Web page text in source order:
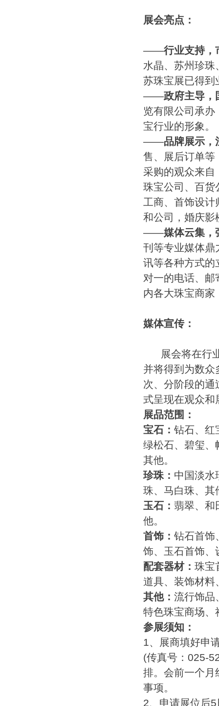
展会亮点：
——行业支持，
水晶、苏州珍
苏珠宝展已得到
——政府主导，
览有限公司承
宝行业的形象。
——品牌展示，
售、展后订单等
采购的观众来
珠宝公司、百货
工商、首饰设
和公司，婚庆影
——媒体云集，
刊等专业媒体鼎
讯等各种方式的
对一的电话、
内各大珠宝商家
媒体宣传：
展会将在行
并将得到为数
次、分阶段的
式呈现在观众和
展品范围：
宝石： 钻石、红
绿松石、碧玺、
其他。
珍珠： 中国淡水
珠、马白珠、其
玉石： 翡翠、和
他。
首饰： 钻石首饰
饰、玉石首饰、
配套器材： 珠宝
道具、装饰材料
其他： 流行饰品
特色珠宝商场、
参展须知：
1、展商填好申
(传真号：025-
排。会前一个月
事项。
2、申请展位后